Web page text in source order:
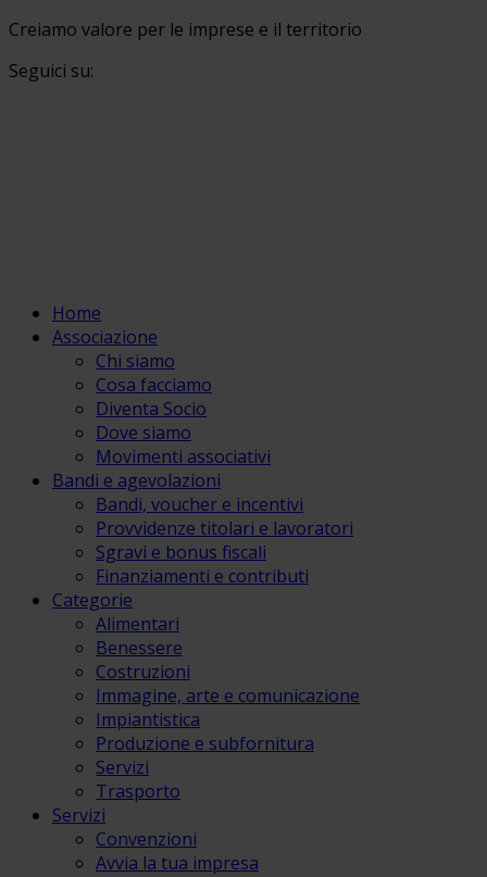
Creiamo valore per le imprese e il territorio
Seguici su:
Home
Associazione
Chi siamo
Cosa facciamo
Diventa Socio
Dove siamo
Movimenti associativi
Bandi e agevolazioni
Bandi, voucher e incentivi
Provvidenze titolari e lavoratori
Sgravi e bonus fiscali
Finanziamenti e contributi
Categorie
Alimentari
Benessere
Costruzioni
Immagine, arte e comunicazione
Impiantistica
Produzione e subfornitura
Servizi
Trasporto
Servizi
Convenzioni
Avvia la tua impresa